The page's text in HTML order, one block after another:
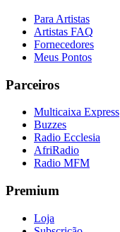
Para Artistas
Artistas FAQ
Fornecedores
Meus Pontos
Parceiros
Multicaixa Express
Buzzes
Radio Ecclesia
AfriRadio
Radio MFM
Premium
Loja